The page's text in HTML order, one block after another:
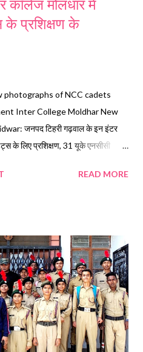
कॉलेज मोलधार में
प्रशिक्षण के
photographs of NCC cadets
Inter College Moldhar New
जनपद टिहरी गढ़वाल के इन इंटर
के लिए प्रशिक्षण, 31 यूके एनसीसी
तक पतंजलि विश्वविद्यालय हरिद्वार में
READ MORE